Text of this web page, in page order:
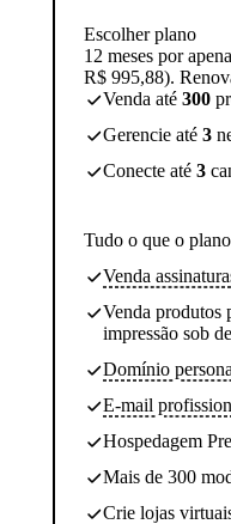
Escolher plano
12 meses por
R$ 995,88).
Venda até 300
Gerencie até 3
Conecte até 3
Tudo o que o
Venda
Venda produtos
impressão sob
Domínio
E-mail
Hospedagem
Mais de 300
Crie lojas